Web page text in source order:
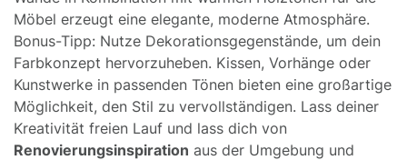
Möbel erzeugt eine elegante, moderne Atmosphäre.
Bonus-Tipp: Nutze Dekorationsgegenstände, um dein
Farbkonzept hervorzuheben. Kissen, Vorhänge oder
Kunstwerke in passenden Tönen bieten eine großartige
Möglichkeit, den Stil zu vervollständigen. Lass deiner
Kreativität freien Lauf und lass dich von
Renovierungsinspiration aus der Umgebung und